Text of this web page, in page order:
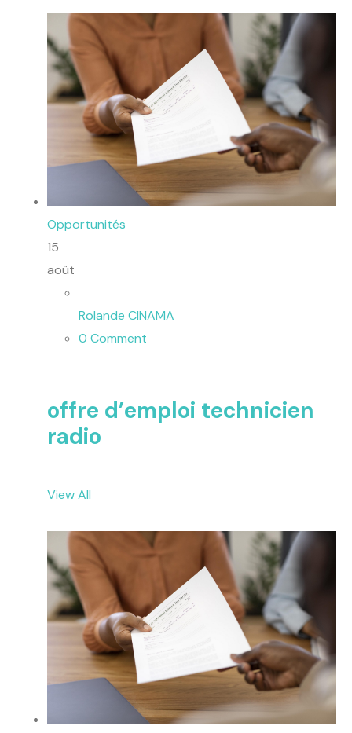
Opportunités
15
août
Rolande CINAMA
0 Comment
offre d’emploi technicien
radio
View All